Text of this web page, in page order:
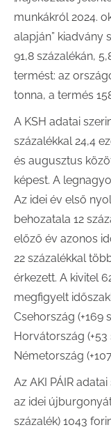
munkákról 2024.
alapján” kiadvány
91,8 százalékán,
termést: az
tonna, a termés
A KSH adatai
százalékkal 24,4
és augusztus
képest. A
Az idei év első
behozatala 12
előző év azonos
22 százalékkal
érkezett. A kivitel
megfigyelt
Csehország (+169
Horvátország (+53
Németország
Az AKI PÁIR
az idei
százalék) 1043